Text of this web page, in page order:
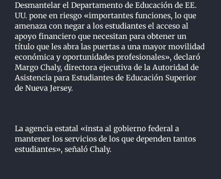
Desmantelar el Departamento de Educación de EE.
UU. pone en riesgo «importantes funciones, lo que
amenaza con negar a los estudiantes el acceso al
apoyo financiero que necesitan para obtener un
título que les abra las puertas a una mayor movilidad
económica y oportunidades profesionales», declaró
Margo Chaly, directora ejecutiva de la Autoridad de
Asistencia para Estudiantes de Educación Superior
de Nueva Jersey.
La agencia estatal «insta al gobierno federal a
mantener los servicios de los que dependen tantos
estudiantes», señaló Chaly.